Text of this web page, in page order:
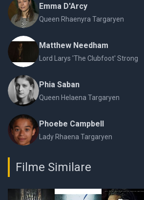
Emma D'Arcy
Queen Rhaenyra Targaryen
Matthew Needham
Lord Larys 'The Clubfoot' Strong
Phia Saban
Queen Helaena Targaryen
Phoebe Campbell
Lady Rhaena Targaryen
Filme Similare